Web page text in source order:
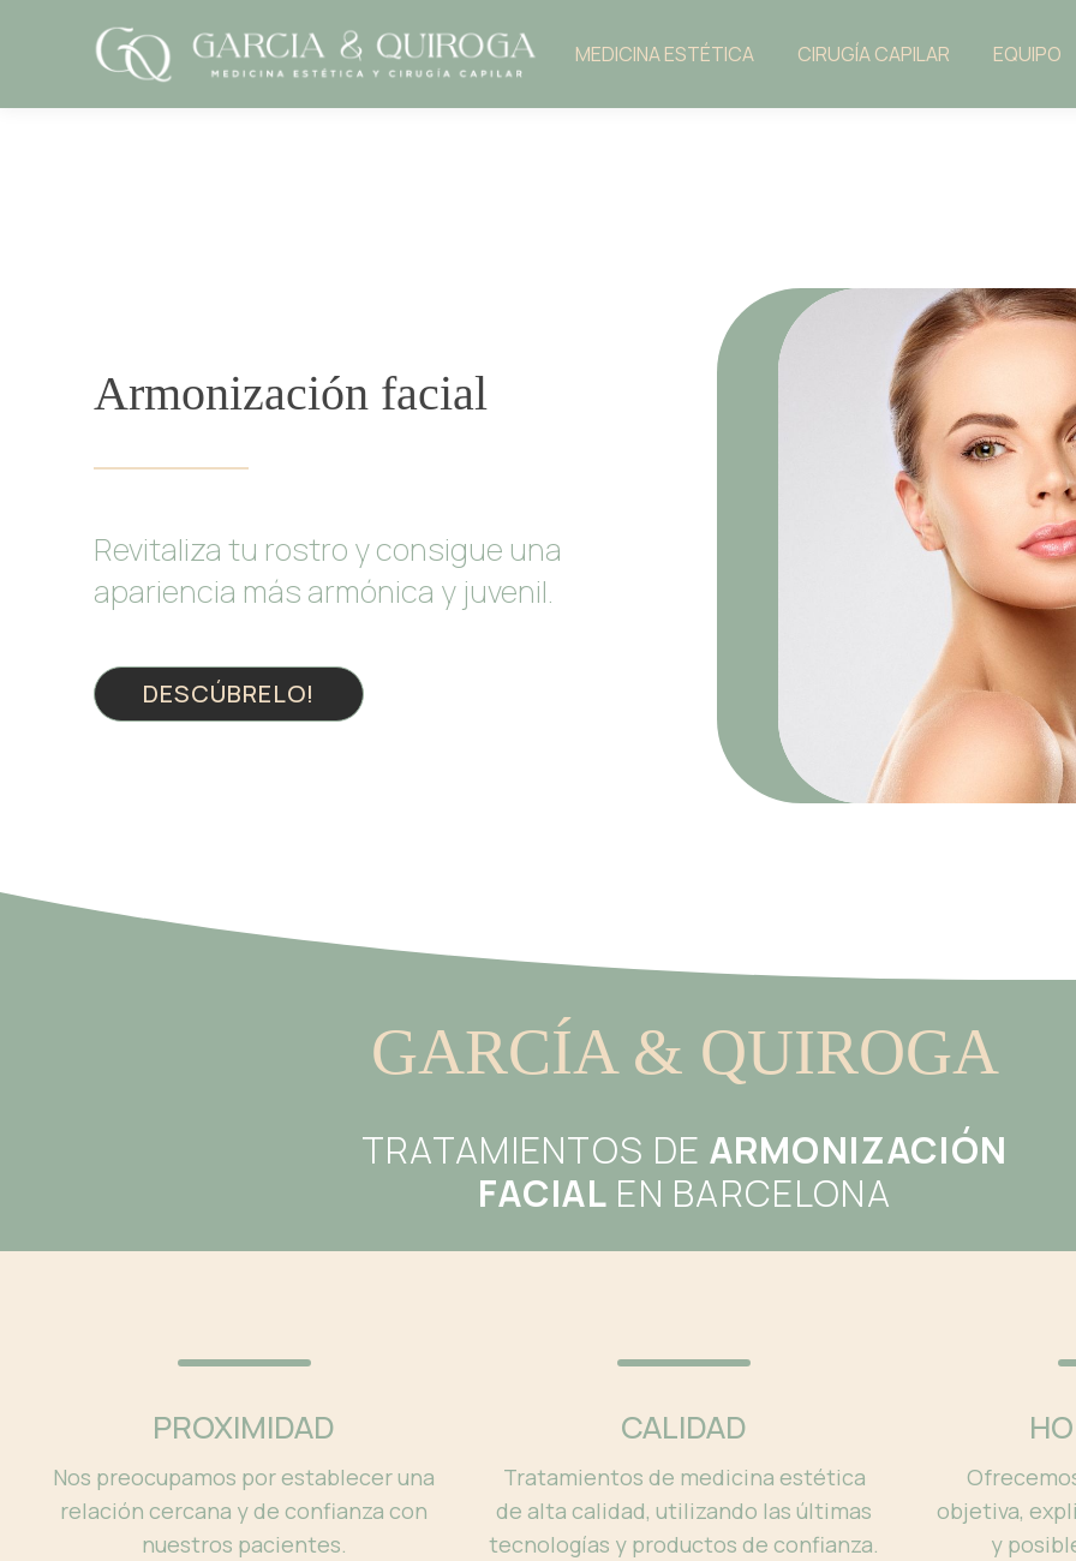
MEDICINA ESTÉTICA CIRUGÍA CAPILAR EQUIPO
Armonización facial
Revitaliza tu rostro y consigue una
apariencia más armónica y juvenil.
DESCÚBRELO!
GARCÍA & QUIROGA
TRATAMIENTOS DE ARMONIZACIÓN
FACIAL EN BARCELONA
PROXIMIDAD
Nos preocupamos por establecer una
relación cercana y de confianza con
nuestros pacientes.
CALIDAD
Tratamientos de medicina estética
de alta calidad, utilizando las últimas
tecnologías y productos de confianza.
objetiva,
y